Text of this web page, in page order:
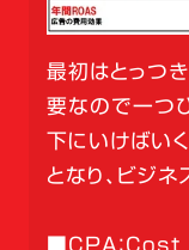
最初はとっつ
要なので一つ
下にいけばい
となり、ビジ
■CPA：Cost